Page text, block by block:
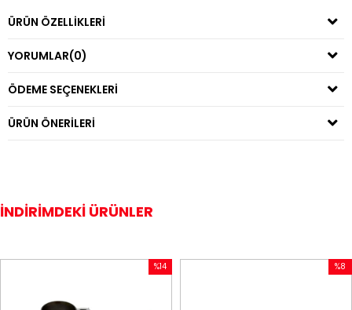
ÜRÜN ÖZELLIKLERI
YORUMLAR(0)
ÖDEME SEÇENEKLERI
ÜRÜN ÖNERILERI
İNDIRIMDEKI ÜRÜNLER